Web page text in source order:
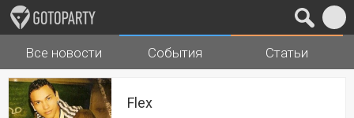
Города Музыка
Все новости События Статьи
Flex